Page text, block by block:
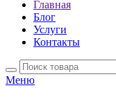
Главная
Блог
Услуги
Контакты
Меню